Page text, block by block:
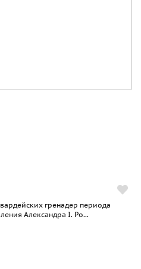
гренадер периода
Александра I. Ро...